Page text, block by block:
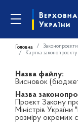
Головна
Картка
Назва файлу:
Висновок
Назва
Проєкт Закону
Міністрів
розміру окремих